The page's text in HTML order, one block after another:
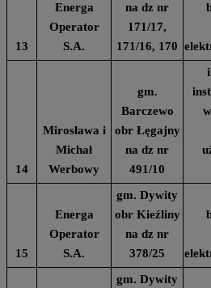
13
Energa
Operator
S.A.
na dz nr
171/17,
171/16, 170
14
Mirosława i
Michał
Werbowy
gm.
Barczewo
obr Łęgajny
na dz nr
491/10
15
Energa
Operator
S.A.
gm. Dywity
obr Kieźliny
na dz nr
378/25
gm. Dywity